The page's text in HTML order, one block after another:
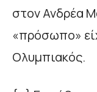
στον Ανδρέα
«πρόσωπο»
Ολυµπιακός.